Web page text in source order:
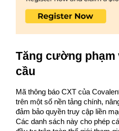
Sao chép Giao dịch
Tham gia cùng các nhà giao
Tăng cường phạm
cầu
Mã thông báo CXT của
trên một số nền tảng chính,
đảm bảo quyền truy cập liền
Các danh sách này cho phép